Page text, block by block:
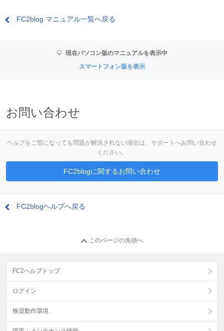
FC2blog マニュアル一覧へ戻る
現在パソコン版のマニュアルを表示中
スマートフォン版を表示
お問い合わせ
ヘルプをご覧になっても問題が解決されない場合は、サポートへお問い合わせ
ください。
FC2blogに関するお問い合わせ
FC2blogヘルプへ戻る
このページの先頭へ
FC2ヘルプトップ
ログイン
推奨動作環境